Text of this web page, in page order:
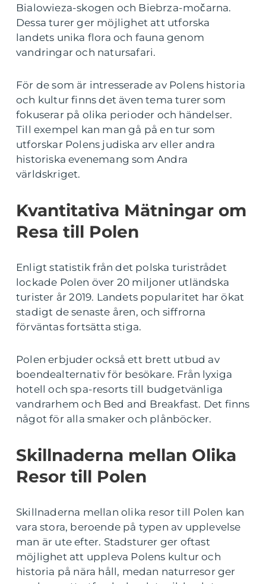
Bialowieza-skogen och Biebrza-močarna.
Dessa turer ger möjlighet att utforska
landets unika flora och fauna genom
vandringar och natursafari.
För de som är intresserade av Polens historia
och kultur finns det även tema turer som
fokuserar på olika perioder och händelser.
Till exempel kan man gå på en tur som
utforskar Polens judiska arv eller andra
historiska evenemang som Andra
världskriget.
Kvantitativa Mätningar om
Resa till Polen
Enligt statistik från det polska turistrådet
lockade Polen över 20 miljoner utländska
turister år 2019. Landets popularitet har ökat
stadigt de senaste åren, och siffrorna
förväntas fortsätta stiga.
Polen erbjuder också ett brett utbud av
boendealternativ för besökare. Från lyxiga
hotell och spa-resorts till budgetvänliga
vandrarhem och Bed and Breakfast. Det finns
något för alla smaker och plånböcker.
Skillnaderna mellan Olika
Resor till Polen
Skillnaderna mellan olika resor till Polen kan
vara stora, beroende på typen av upplevelse
man är ute efter. Stadsturer ger oftast
möjlighet att uppleva Polens kultur och
historia på nära håll, medan naturresor ger